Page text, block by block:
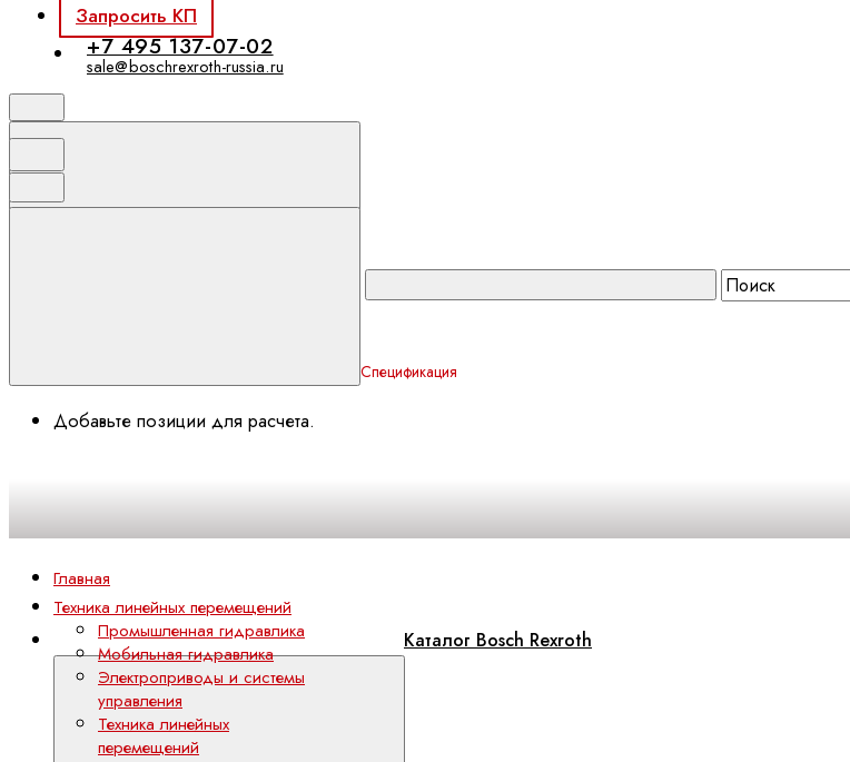
Запросить КП
+7 495 137-07-02
sale@boschrexroth-russia.ru
Спецификация
Добавьте позиции для расчета.
Каталог Bosch Rexroth
Главная
Техника линейных перемещений
Промышленная гидравлика
Мобильная гидравлика
Электроприводы и системы
управления
Техника линейных
перемещений